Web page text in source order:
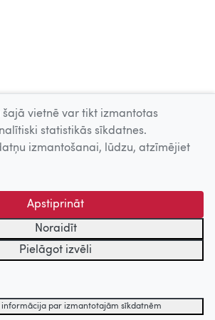
Skatīt vairāk
Uz augšu
centrs, Kultūras informācijas sistēmu
Latvijas Valsts
arhīvs.
šajā vietnē var tikt izmantotas
statistikās sīkdatnes.
izmantošanai, lūdzu, atzīmējiet
Apstiprināt
Noraidīt
Pielāgot izvēli
informācija par izmantotajām sīkdatnēm